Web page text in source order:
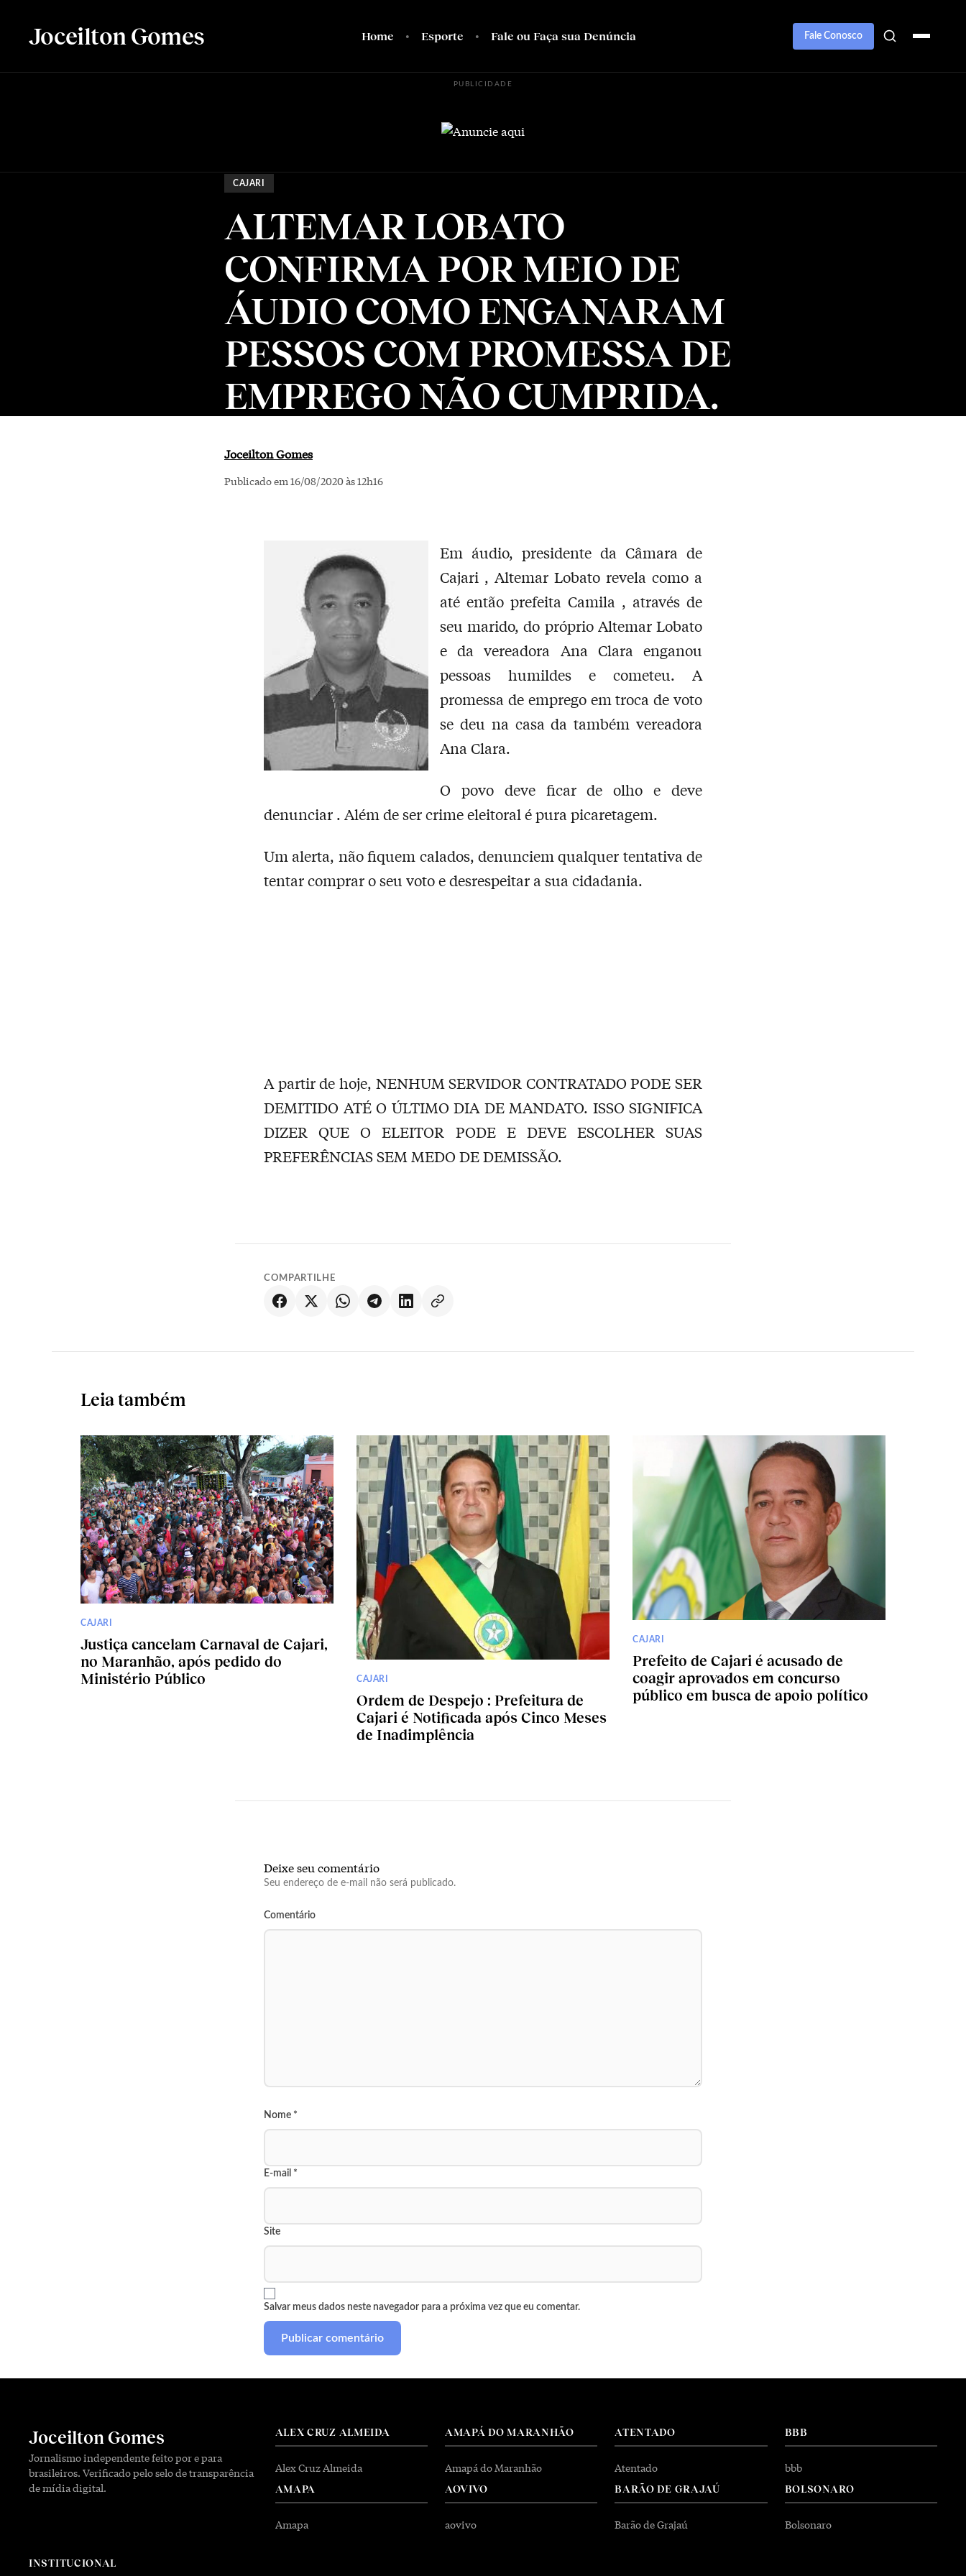
Joceilton Gomes Home Esporte Fale ou Faça sua Denúncia Fale Conosco
PUBLICIDADE
CAJARI
ALTEMAR LOBATO
CONFIRMA POR MEIO DE
ÁUDIO COMO ENGANARAM
PESSOS COM PROMESSA DE
EMPREGO NÃO CUMPRIDA.
Joceilton Gomes
Publicado em 16/08/2020 às 12h16
Em áudio, presidente da Câmara de
Cajari , Altemar Lobato revela como a
até então prefeita Camila , através de
seu marido, do próprio Altemar Lobato
e da vereadora Ana Clara enganou
pessoas humildes e cometeu. A
promessa de emprego em troca de voto
se deu na casa da também vereadora
Ana Clara.
O povo deve ficar de olho e deve
denunciar . Além de ser crime eleitoral é pura picaretagem.
Um alerta, não fiquem calados, denunciem qualquer tentativa de
tentar comprar o seu voto e desrespeitar a sua cidadania.
A partir de hoje, NENHUM SERVIDOR CONTRATADO PODE SER
DEMITIDO ATÉ O ÚLTIMO DIA DE MANDATO. ISSO SIGNIFICA
DIZER QUE O ELEITOR PODE E DEVE ESCOLHER SUAS
PREFERÊNCIAS SEM MEDO DE DEMISSÃO.
COMPARTILHE
Leia também
CAJARI
Justiça cancelam Carnaval de Cajari,
no Maranhão, após pedido do
Ministério Público
CAJARI
Ordem de Despejo : Prefeitura de
Cajari é Notificada após Cinco Meses
de Inadimplência
CAJARI
Prefeito de Cajari é acusado de
coagir aprovados em concurso
público em busca de apoio político
Deixe seu comentário
Seu endereço de e-mail não será publicado.
Comentário
Nome *
E-mail *
Site
Salvar meus dados neste navegador para a próxima vez que eu comentar.
Joceilton Gomes
Jornalismo independente feito por e para
brasileiros. Verificado pelo selo de transparência
de mídia digital.
ALEX CRUZ ALMEIDA
Alex Cruz Almeida
AMAPA
Amapa
AMAPÁ DO MARANHÃO
Amapá do Maranhão
AOVIVO
aovivo
ATENTADO
Atentado
BARÃO DE GRAJAÚ
Barão de Grajaú
BBB
bbb
BOLSONARO
Bolsonaro
INSTITUCIONAL